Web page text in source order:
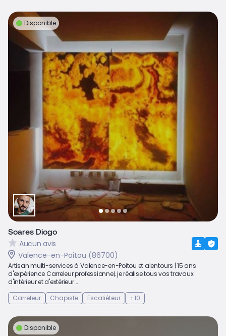
Disponible
Soares Diogo
Aucun avis
Valence-en-Poitou (86700)
Artisan multi-services à Valence-en-Poitou et alentours | 15 ans
d'expérience Carreleur professionnel, je réalise tous vos travaux
d'intérieur et d'extérieur...
Carreleur
Chapiste Escaliéteur +10
Disponible